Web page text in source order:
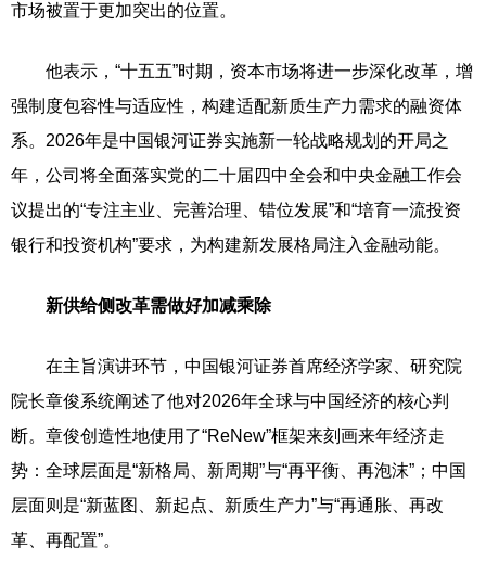
市场被置于更加突出的位置。
他表示，“十五五”时期，资本市场将进一步深化改革，增
强制度包容性与适应性，构建适配新质生产力需求的融资体
系。2026年是中国银河证券实施新一轮战略规划的开局之
年，公司将全面落实党的二十届四中全会和中央金融工作会
议提出的“专注主业、完善治理、错位发展”和“培育一流投资
银行和投资机构”要求，为构建新发展格局注入金融动能。
新供给侧改革需做好加减乘除
在主旨演讲环节，中国银河证券首席经济学家、研究院
院长章俊系统阐述了他对2026年全球与中国经济的核心判
断。章俊创造性地使用了“ReNew”框架来刻画来年经济走
势：全球层面是“新格局、新周期”与“再平衡、再泡沫”；中国
层面则是“新蓝图、新起点、新质生产力”与“再通胀、再改
革、再配置”。